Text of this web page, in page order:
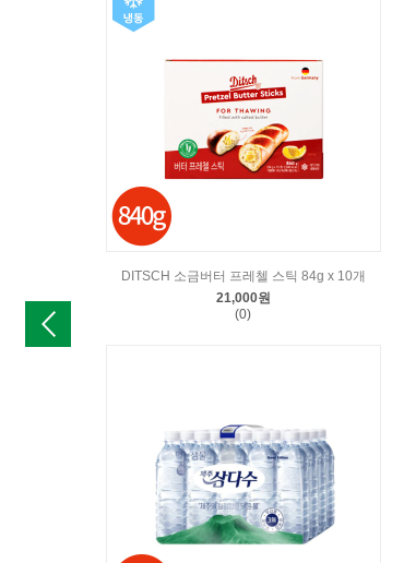
DITSCH 소금버터 프레첼 스틱 84g x 10개
21,000원
(0)